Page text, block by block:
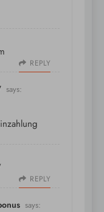
REPLY
says:
REPLY
says: